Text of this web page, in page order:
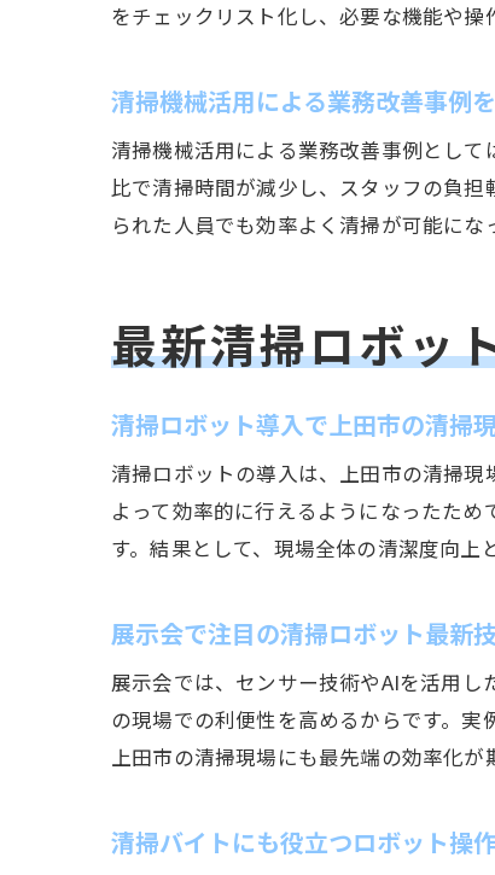
をチェックリスト化し、必要な機能や操
清掃機械活用による業務改善事例
清掃機械活用による業務改善事例とし
比で清掃時間が減少し、スタッフの負
られた人員でも効率よく清掃が可能にな
最新清掃ロボッ
清掃ロボット導入で上田市の清掃
清掃ロボットの導入は、上田市の清掃
よって効率的に行えるようになったた
す。結果として、現場全体の清潔度向上
展示会で注目の清掃ロボット最新
展示会では、センサー技術やAIを活用
の現場での利便性を高めるからです。実
上田市の清掃現場にも最先端の効率化が
清掃バイトにも役立つロボット操